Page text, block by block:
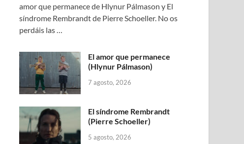
amor que permanece de Hlynur Pálmason y El
síndrome Rembrandt de Pierre Schoeller. No os
perdáis las …
El amor que permanece
(Hlynur Pálmason)
7 agosto, 2026
El síndrome Rembrandt
(Pierre Schoeller)
5 agosto, 2026